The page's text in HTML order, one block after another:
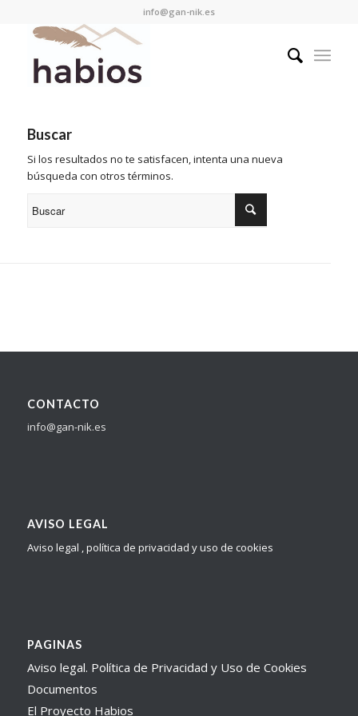
info@gan-nik.es
Buscar
Si los resultados no te satisfacen, intenta una nueva
búsqueda con otros términos.
CONTACTO
info@gan-nik.es
AVISO LEGAL
Aviso legal , política de privacidad y uso de cookies
PAGINAS
Aviso legal. Política de Privacidad y Uso de Cookies
Documentos
El Proyecto Habios